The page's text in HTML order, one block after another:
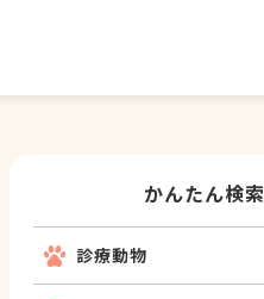
かんたん検索
診療動物